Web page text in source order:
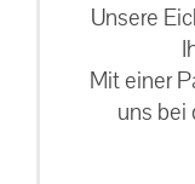
Unsere
Mit einer
uns bei